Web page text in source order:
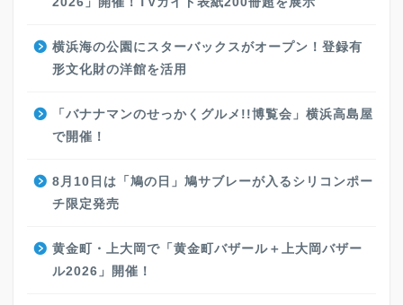
横浜海の公園にスターバックスがオープン！登録有
形文化財の洋館を活用
「バナナマンのせっかくグルメ!!博覧会」横浜高島屋
で開催！
8月10日は「鳩の日」鳩サブレーが入るシリコンポー
チ限定発売
黄金町・上大岡で「黄金町バザール＋上大岡バザー
ル2026」開催！